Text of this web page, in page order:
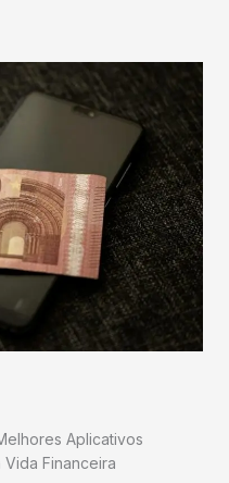
Aplicativos
Vida Financeira